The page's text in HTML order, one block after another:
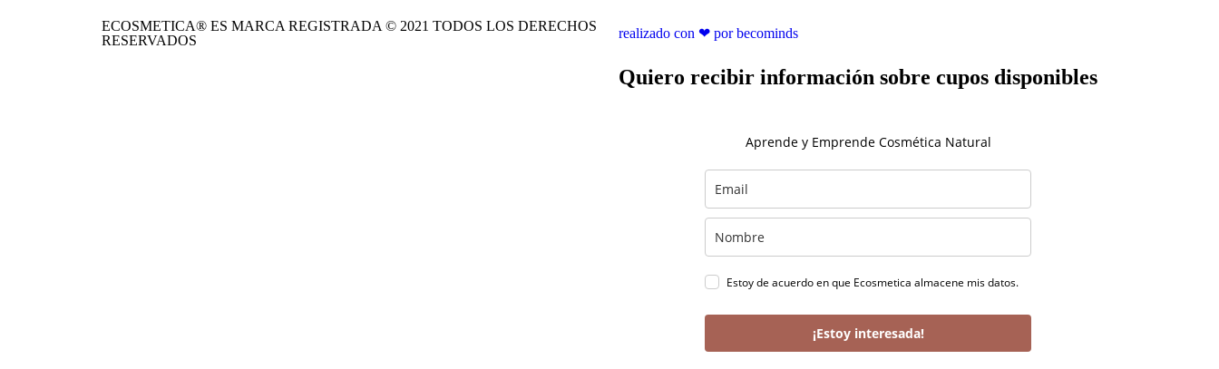
ECOSMETICA® ES MARCA REGISTRADA © 2021 TODOS LOS DERECHOS
RESERVADOS
realizado con ❤ por becominds
Quiero recibir información sobre cupos disponibles
Aprende y Emprende Cosmética Natural
Estoy de acuerdo en que Ecosmetica almacene mis datos.
¡Estoy interesada!